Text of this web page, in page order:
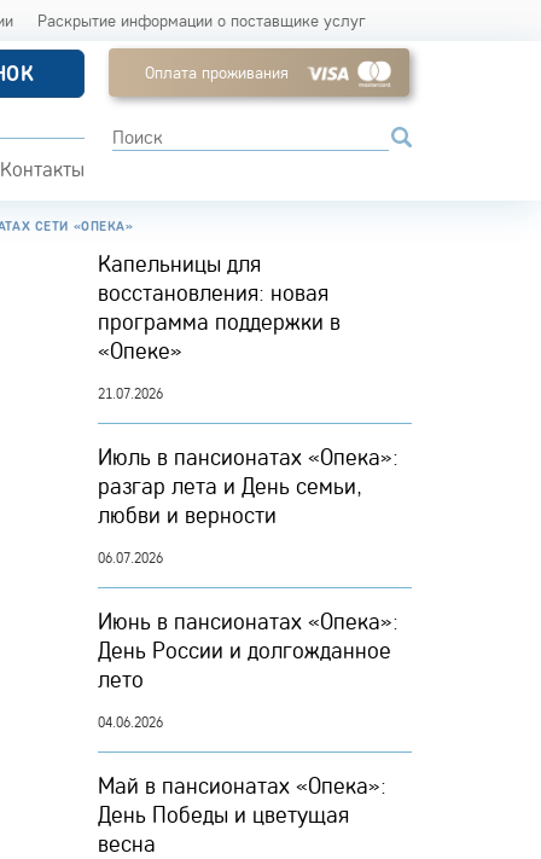
Раскрытие информации о поставщике услуг
Контакты
Оплата проживания
СЕТИ «ОПЕКА»
Капельницы для
восстановления: новая
программа поддержки в
«Опеке»
21.07.2026
Июль в пансионатах «Опека»:
разгар лета и День семьи,
любви и верности
06.07.2026
Июнь в пансионатах «Опека»:
День России и долгожданное
лето
04.06.2026
Май в пансионатах «Опека»:
День Победы и цветущая
весна